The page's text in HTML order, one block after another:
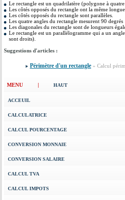
Le rectangle est un quadrilatère (polygone à quatre
Les côtés opposés du rectangle ont la même
Les côtés opposés du rectangle sont parallèles.
Les quatre angles du rectangle mesurent 90 degrés
Les diagonales du rectangle sont de longueurs
Le rectangle est un parallélogramme qui a un
sont droits).
Suggestions d'articles :
Périmètre d'un rectangle» Calcul
MENU | HAUT
ACCEUIL
CALCULATRICE
CALCUL POURCENTAGE
CONVERSION MONNAIE
CONVERSION SALAIRE
CALCUL TVA
CALCUL IMPOTS